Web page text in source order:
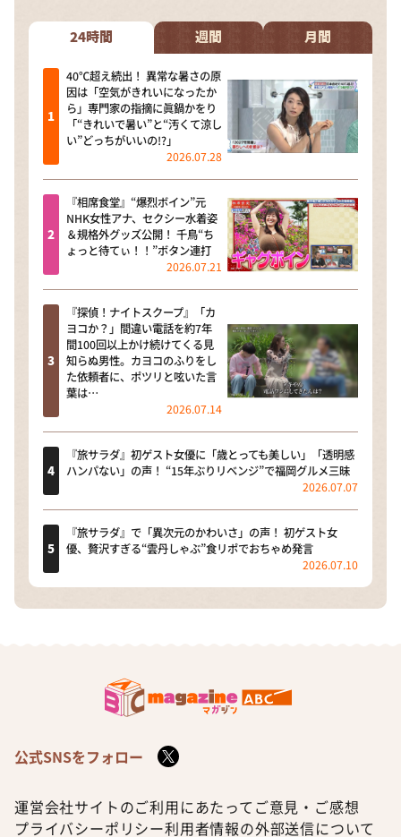
24時間 週間 月間
40℃超え続出！ 異常な暑さの原
因は「空気がきれいになったか
ら」専門家の指摘に眞鍋かをり
「“きれいで暑い”と“汚くて涼し
い”どっちがいいの!?」
2026.07.28
『相席食堂』“爆烈ボイン”元
NHK女性アナ、セクシー水着姿
＆規格外グッズ公開！ 千鳥“ち
ょっと待てぃ！！”ボタン連打
2026.07.21
『探偵！ナイトスクープ』「カ
ヨコか？」間違い電話を約7年
間100回以上かけ続けてくる見
知らぬ男性。カヨコのふりをし
た依頼者に、ポツリと呟いた言
葉は…
2026.07.14
『旅サラダ』初ゲスト女優に「歳とっても美しい」「透明感
ハンパない」の声！ “15年ぶりリベンジ”で福岡グルメ三昧
2026.07.07
『旅サラダ』で「異次元のかわいさ」の声！ 初ゲスト女
優、贅沢すぎる“雲丹しゃぶ”食リポでおちゃめ発言
2026.07.10
公式SNSをフォロー
運営会社サイトのご利用にあたって ご意見・ご感想
プライバシーポリシー利用者情報の外部送信について